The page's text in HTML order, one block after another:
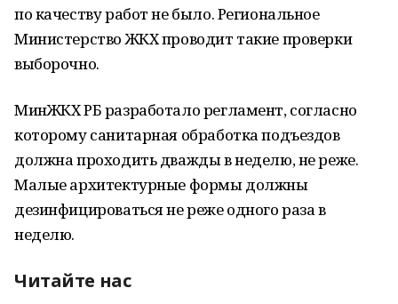
по качеству работ не было. Региональное
Министерство ЖКХ проводит такие проверки
выборочно.
МинЖКХ РБ разработало регламент, согласно
которому санитарная обработка подъездов
должна проходить дважды в неделю, не реже.
Малые архитектурные формы должны
дезинфицироваться не реже одного раза в
неделю.
Читайте нас